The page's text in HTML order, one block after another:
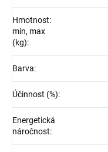
Hmotnost:
min, max
(kg):
Barva:
Účinnost (%):
Energetická
náročnost: